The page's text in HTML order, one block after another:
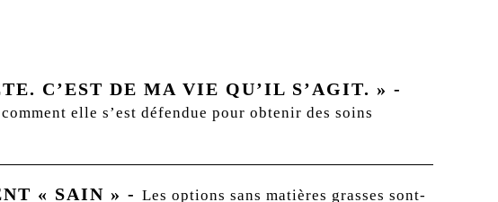
C’EST DE MA VIE QU’IL S’AGIT. » -
elle s’est défendue pour obtenir des soins
« SAIN » - Les options sans matières grasses sont-